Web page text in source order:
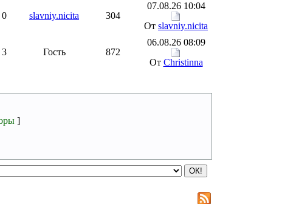
0 slavniy.nicita 304
07.08.26 10:04
От slavniy.nicita
3 Гость 872
06.08.26 08:09
От Christinna
]